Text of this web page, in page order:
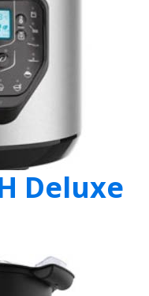
Deluxe